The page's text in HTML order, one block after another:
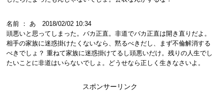
名前 ： あ 2018/02/02 10:34
頭悪いと思ってしまった。バカ正直。非道でバカ正直は開き直りだよ。
相手の家族に迷惑掛けたくないなら、黙るべきだし、まず不倫解消する
べきでしょ？ 重ねて家族に迷惑掛けてるし頭悪いだけ。残りの人生でし
たいことに非道はいらないでしょ。どうせなら正しく生きなさいよ。
スポンサーリンク